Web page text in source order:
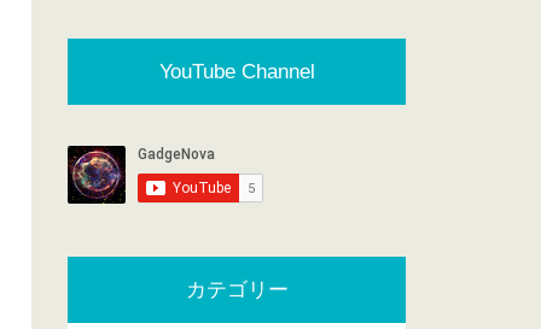
YouTube Channel
カテゴリー